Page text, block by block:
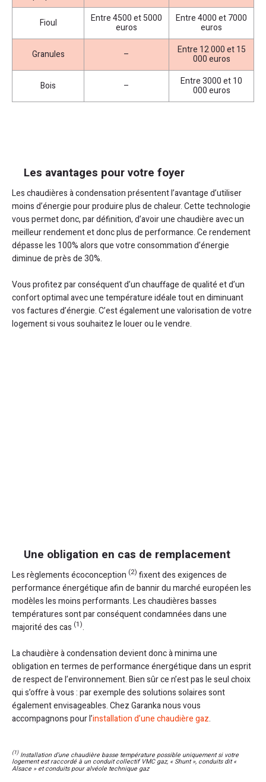
Fioul Entre 4500 et 5000
euros
Entre 4000 et 7000
euros
Granules – Entre 12 000 et 15
000 euros
Bois – Entre 3000 et 10
000 euros
Les avantages pour votre foyer
Les chaudières à condensation présentent l’avantage d’utiliser
moins d’énergie pour produire plus de chaleur. Cette technologie
vous permet donc, par définition, d’avoir une chaudière avec un
meilleur rendement et donc plus de performance. Ce rendement
dépasse les 100% alors que votre consommation d’énergie
diminue de près de 30%.
Vous profitez par conséquent d’un chauffage de qualité et d’un
confort optimal avec une température idéale tout en diminuant
vos factures d’énergie. C’est également une valorisation de votre
logement si vous souhaitez le louer ou le vendre.
Une obligation en cas de remplacement
Les règlements écoconception (2) fixent des exigences de
performance énergétique afin de bannir du marché européen les
modèles les moins performants. Les chaudières basses
températures sont par conséquent condamnées dans une
majorité des cas (1).
La chaudière à condensation devient donc à minima une
obligation en termes de performance énergétique dans un esprit
de respect de l’environnement. Bien sûr ce n’est pas le seul choix
qui s’offre à vous : par exemple des solutions solaires sont
également envisageables. Chez Garanka nous vous
accompagnons pour l’installation d’une chaudière gaz.
(1)Installation d’une chaudière basse température possible uniquement si votre
logement est raccordé à un conduit collectif VMC gaz, « Shunt », conduits dit «
Alsace » et conduits pour alvéole technique gaz